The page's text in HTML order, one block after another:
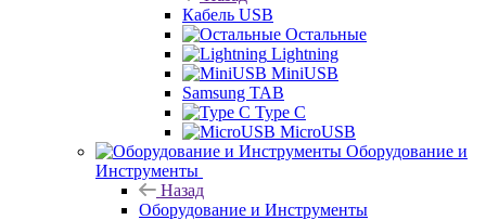
Кабель USB
Остальные
Lightning
MiniUSB
Samsung TAB
Type C
MicroUSB
Оборудование и
Инструменты
Назад
Оборудование и Инструменты